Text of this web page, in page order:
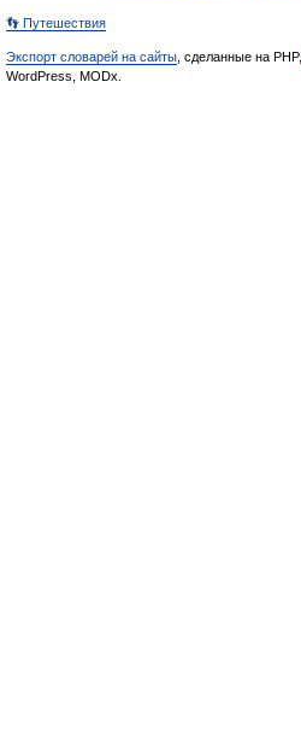
👣 Путешествия
Экспорт словарей на сайты , сделанные на PHP,
WordPress, MODx.